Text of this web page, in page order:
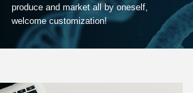
produce and market all by oneself,
welcome customization!